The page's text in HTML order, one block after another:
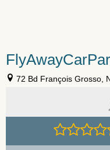
72 Bd François Grosso,